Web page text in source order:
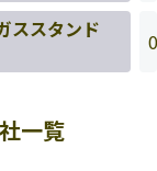
ススタンド
0
一覧